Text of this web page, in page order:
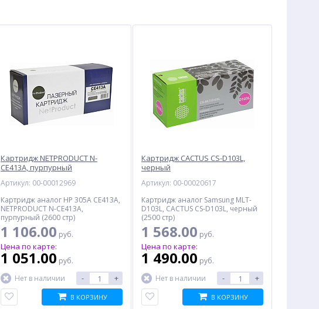
Картридж NETPRODUCT N-
CE413A, пурпурный
Артикул: 00-00012969
Картридж аналог HP 305A CE413A,
NETPRODUCT N-CE413A,
пурпурный (2600 стр)
1 106.00 руб.
Цена по карте:
1 051.00 руб.
Нет в наличии
- +
В КОРЗИНУ
Картридж CACTUS CS-D103L,
черный
Артикул: 00-00020617
Картридж аналог Samsung MLT-
D103L, CACTUS CS-D103L, черный
(2500 стр)
1 568.00 руб.
Цена по карте:
1 490.00 руб.
Нет в наличии
- +
В КОРЗИНУ